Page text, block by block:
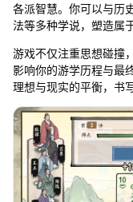
各派智慧。你可以与历
法等多种学说，塑造属
游戏不仅注重思想碰撞
影响你的游学历程与最
理想与现实的平衡，书